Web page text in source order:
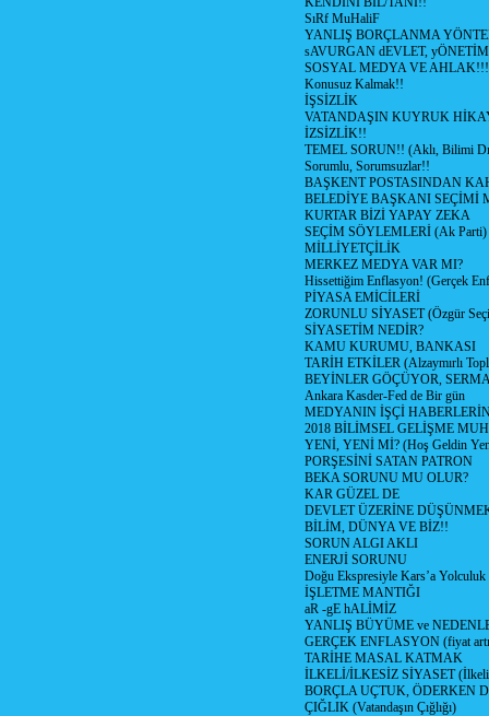
SıRf MuHaliF
YANLIŞ BORÇLANMA
sAVURGAN dEVLET,
SOSYAL MEDYA VE AHLAK!!!
Konusuz Kalmak!!
İŞSİZLİK
VATANDAŞIN KUYRUK
İZSİZLİK!!
TEMEL SORUN!! (Aklı, Bilimi
Sorumlu, Sorumsuzlar!!
BAŞKENT POSTASINDAN
BELEDİYE BAŞKANI SEÇİMİ
KURTAR BİZİ YAPAY ZEKA
SEÇİM SÖYLEMLERİ (Ak Parti)
MİLLİYETÇİLİK
MERKEZ MEDYA VAR MI?
Hissettiğim Enflasyon! (Gerçek
PİYASA EMİCİLERİ
ZORUNLU SİYASET (Özgür
SİYASETİM NEDİR?
KAMU KURUMU, BANKASI
TARİH ETKİLER (Alzaymırlı
BEYİNLER GÖÇÜYOR,
Ankara Kasder-Fed de Bir gün
MEDYANIN İŞÇİ
2018 BİLİMSEL GELİŞME
YENİ, YENİ Mİ? (Hoş Geldin
PORŞESİNİ SATAN PATRON
BEKA SORUNU MU OLUR?
KAR GÜZEL DE
DEVLET ÜZERİNE
BİLİM, DÜNYA VE BİZ!!
SORUN ALGI AKLI
ENERJİ SORUNU
Doğu Ekspresiyle Kars’a Yolculuk
İŞLETME MANTIĞI
aR -gE hALİMİZ
YANLIŞ BÜYÜME ve
GERÇEK ENFLASYON (fiyat
TARİHE MASAL KATMAK
İLKELİ/İLKESİZ SİYASET
BORÇLA UÇTUK, ÖDERKEN
ÇIĞLIK (Vatandaşın Çığlığı)